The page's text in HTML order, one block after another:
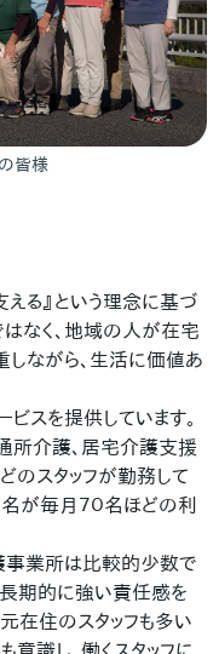
皆様
える』という理念に基づ
なく、地域の人が在宅
しながら、生活に価値あ
スを提供しています。
所介護、居宅介護支援
のスタッフが勤務して
が毎月７０名ほどの利
事業所は比較的少数で
期的に強い責任感を
在住のスタッフも多い